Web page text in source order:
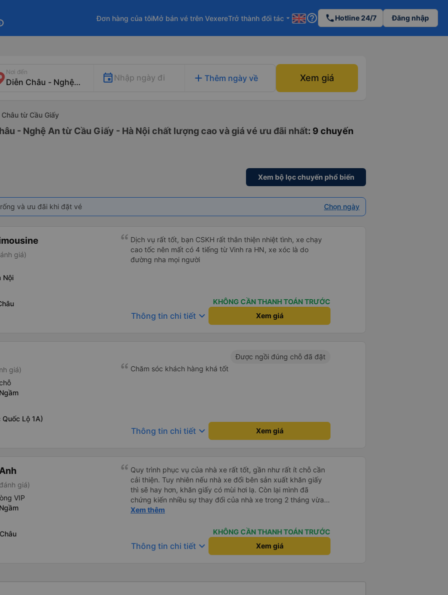
Đơn hàng của tôiMở bán vé trên VexereTrở thành đối tác arrow_drop_down help_outline phoneHotline 24/7 Đăng nhập
Nơi đến
Nhập ngày đi add Thêm ngày về Xem giá
từ Cầu Giấy
- Nghệ An từ Cầu Giấy - Hà Nội chất lượng cao và giá vé ưu đãi nhất: 9 chuyến
Xem bộ lọc chuyến phổ biến
và ưu đãi khi đặt vé Chọn ngày
giá)
Nội
Dịch vụ rất tốt, bạn CSKH rất thân thiện nhiệt tình, xe chạy
cao tốc nên mất có 4 tiếng từ Vinh ra HN, xe xóc là do
đường nha mọi người
KHÔNG CẦN THANH TOÁN TRƯỚC
Thông tin chi tiết keyboard_arrow_down Xem giá
giá)
Lộ 1A)
Được ngồi đúng chỗ đã đặt
Chăm sóc khách hàng khá tốt
Thông tin chi tiết keyboard_arrow_down Xem giá
giá)
VIP
Quy trình phục vụ của nhà xe rất tốt, gần như rất ít chỗ cần
cải thiện. Tuy nhiên nếu nhà xe đổi bên sản xuất khăn giấy
thì sẽ hay hơn, khăn giấy có mùi hơi lạ. Còn lại mình đã
chứng kiến nhiều sự thay đổi của nhà xe trong 2 tháng vừa
rồi: tài xế và phụ xe ngày càng thân thiện, quy trình phục vụ
trung chuyển ở Hà Nội khi đã phân vùng từng xe
Xem thêm
KHÔNG CẦN THANH TOÁN TRƯỚC
Thông tin chi tiết keyboard_arrow_down Xem giá